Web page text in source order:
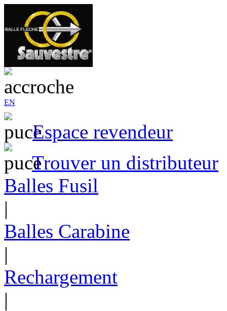
EN
Espace revendeur
Trouver un distributeur
Balles Fusil
|
Balles Carabine
|
Rechargement
|